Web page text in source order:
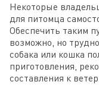
Некоторые
для питомца
Обеспечить таким
возможно, но
собака или кошка
приготовления,
составления к